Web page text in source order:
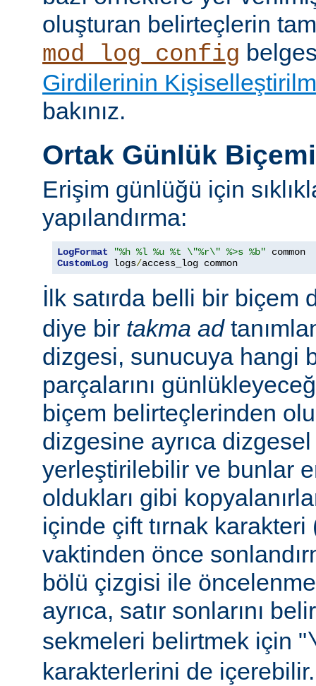
oluşturan belirteçlerin
mod_log_config
Girdilerinin
bakınız.
Ortak Günlük
Erişim günlüğü için
yapılandırma:
LogFormat "%h %l %u %t \"%r\" %>s %b"
CustomLog logs/access_log common
İlk satırda belli bir biçem
diye bir takma ad
dizgesi, sunucuya hangi
parçalarını
biçem belirteçlerinden
dizgesine ayrıca
yerleştirilebilir ve bunlar
oldukları gibi
içinde çift tırnak
vaktinden önce
bölü çizgisi ile
ayrıca, satır sonlarını
sekmeleri belirtmek için "
karakterlerini de içerebilir.